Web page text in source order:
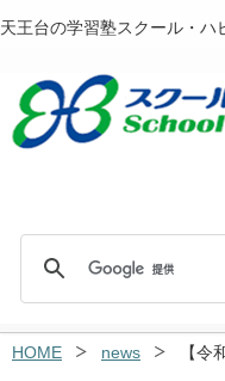
天王台の学習塾スクール・ハ
HOME news 【令